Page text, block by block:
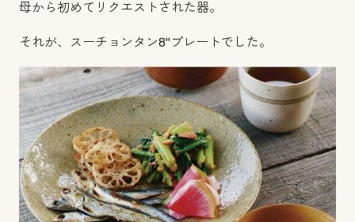
母から初めてリクエストされた器。
それが、スーチョンタン8"プレートでした。